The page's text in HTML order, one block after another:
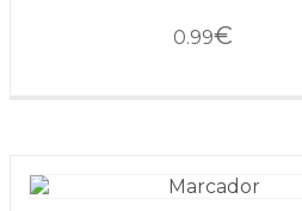
0.99€